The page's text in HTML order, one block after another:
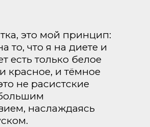
это мой принцип:
то, что я на диете и
есть только белое
красное, и тёмное
не расистские
наслаждаясь